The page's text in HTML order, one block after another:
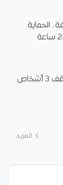
الحماية
فيديو.. شرطة قسنطينة توقف 3 أشخاص
المزيد